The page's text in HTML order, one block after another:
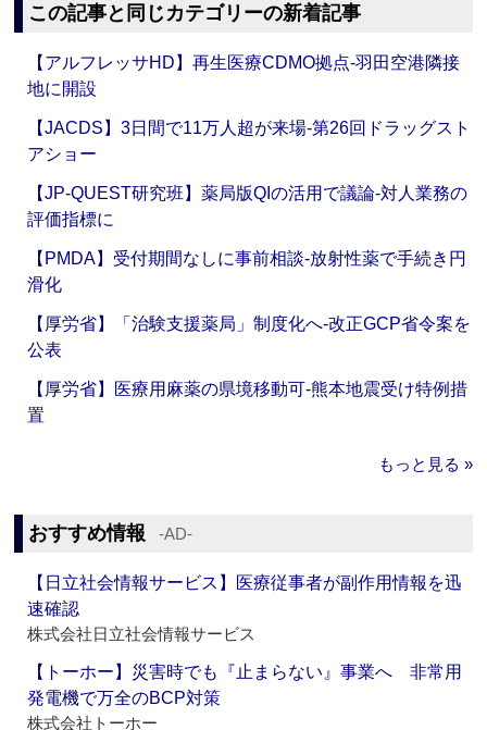
この記事と同じカテゴリーの新着記事
【アルフレッサHD】再生医療CDMO拠点‐羽田空港隣接
地に開設
【JACDS】3日間で11万人超が来場‐第26回ドラッグスト
アショー
【JP-QUEST研究班】薬局版QIの活用で議論‐対人業務の
評価指標に
【PMDA】受付期間なしに事前相談‐放射性薬で手続き円
滑化
【厚労省】「治験支援薬局」制度化へ‐改正GCP省令案を
公表
【厚労省】医療用麻薬の県境移動可‐熊本地震受け特例措
置
もっと見る »
おすすめ情報 ‐AD‐
【日立社会情報サービス】医療従事者が副作用情報を迅
速確認
株式会社日立社会情報サービス
【トーホー】災害時でも『止まらない』事業へ 非常用
発電機で万全のBCP対策
株式会社トーホー